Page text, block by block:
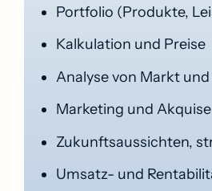
Portfolio (Produkte,
Kalkulation und Preise
Analyse von Markt
Marketing und Akquise
Zukunftsaussichten,
Umsatz- und